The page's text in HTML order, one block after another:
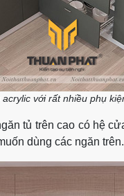
với rất nhiều phụ
tủ trên cao có hệ
dùng các ngăn trên.